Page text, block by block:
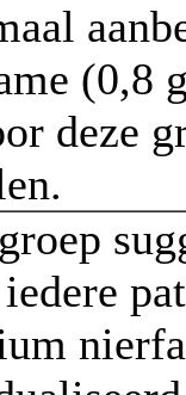
(0,8
deze